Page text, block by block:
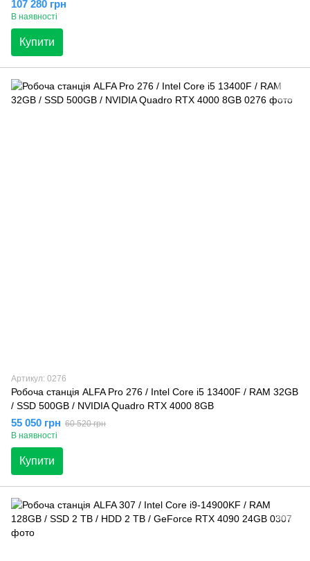
107 280 грн
В наявності
Купити
Артикул: 0276
Робоча станція ALFA Pro 276 / Intel Core i5 13400F / RAM 32GB
/ SSD 500GB / NVIDIA Quadro RTX 4000 8GB
55 050 грн 60 520 грн
В наявності
Купити